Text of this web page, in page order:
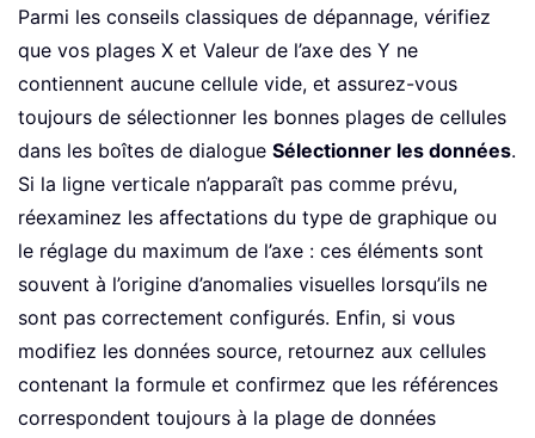
Parmi les conseils classiques de dépannage, vérifiez
que vos plages X et Valeur de l’axe des Y ne
contiennent aucune cellule vide, et assurez-vous
toujours de sélectionner les bonnes plages de cellules
dans les boîtes de dialogue Sélectionner les données.
Si la ligne verticale n’apparaît pas comme prévu,
réexaminez les affectations du type de graphique ou
le réglage du maximum de l’axe : ces éléments sont
souvent à l’origine d’anomalies visuelles lorsqu’ils ne
sont pas correctement configurés. Enfin, si vous
modifiez les données source, retournez aux cellules
contenant la formule et confirmez que les références
correspondent toujours à la plage de données